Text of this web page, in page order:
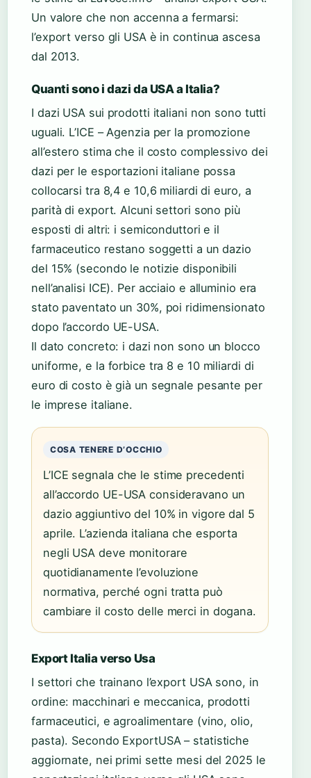
Un valore che non accenna a fermarsi:
l’export verso gli USA è in continua ascesa
dal 2013.
Quanti sono i dazi da USA a Italia?
I dazi USA sui prodotti italiani non sono tutti
uguali. L’ICE – Agenzia per la promozione
all’estero stima che il costo complessivo dei
dazi per le esportazioni italiane possa
collocarsi tra 8,4 e 10,6 miliardi di euro, a
parità di export. Alcuni settori sono più
esposti di altri: i semiconduttori e il
farmaceutico restano soggetti a un dazio
del 15% (secondo le notizie disponibili
nell’analisi ICE). Per acciaio e alluminio era
stato paventato un 30%, poi ridimensionato
dopo l’accordo UE-USA.
Il dato concreto: i dazi non sono un blocco
uniforme, e la forbice tra 8 e 10 miliardi di
euro di costo è già un segnale pesante per
le imprese italiane.
COSA TENERE D’OCCHIO
L’ICE segnala che le stime precedenti
all’accordo UE-USA consideravano un
dazio aggiuntivo del 10% in vigore dal 5
aprile. L’azienda italiana che esporta
negli USA deve monitorare
quotidianamente l’evoluzione
normativa, perché ogni tratta può
cambiare il costo delle merci in dogana.
Export Italia verso Usa
I settori che trainano l’export USA sono, in
ordine: macchinari e meccanica, prodotti
farmaceutici, e agroalimentare (vino, olio,
pasta). Secondo ExportUSA – statistiche
aggiornate, nei primi sette mesi del 2025 le